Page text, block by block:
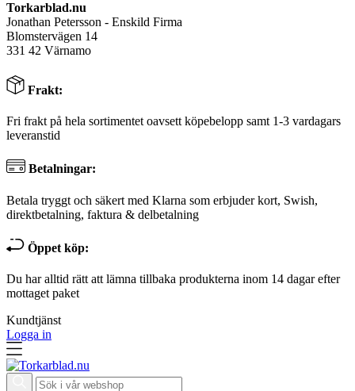
Torkarblad.nu
Jonathan Petersson - Enskild Firma
Blomstervägen 14
331 42 Värnamo
Frakt:
Fri frakt på hela sortimentet oavsett köpebelopp samt 1-3 vardagars
leveranstid
Betalningar:
Betala tryggt och säkert med Klarna som erbjuder kort, Swish,
direktbetalning, faktura & delbetalning
Öppet köp:
Du har alltid rätt att lämna tillbaka produkterna inom 14 dagar efter
mottaget paket
Kundtjänst
Logga in